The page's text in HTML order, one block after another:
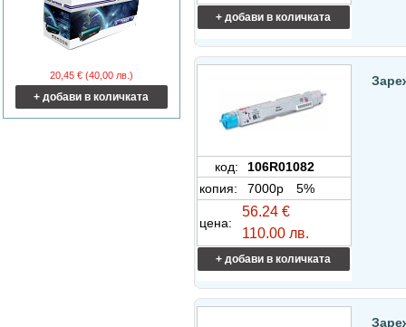
20,45 € (40,00 лв.)
+ добави в количката
+ добави в количката
код:
106R01082
копия:
7000p 5%
цена:
56.24 €
110.00 лв.
+ добави в количката